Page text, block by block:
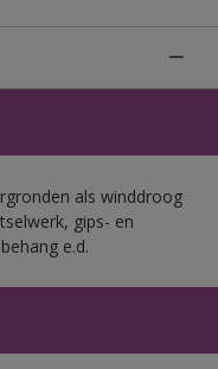
als winddroog
gips- en
e.d.